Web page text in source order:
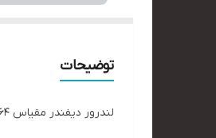
توضیحات
لندرور ديفندر مقياس ١/۶۴كيفيت عالي تحت لایسنس رسمی لندرور دارای شو کیس و استند. جهت دریافت اطلاعات دایرکت. #ماشینباز ٓفرود#آفرودسواران ٓفرودباز #کلکسیونی